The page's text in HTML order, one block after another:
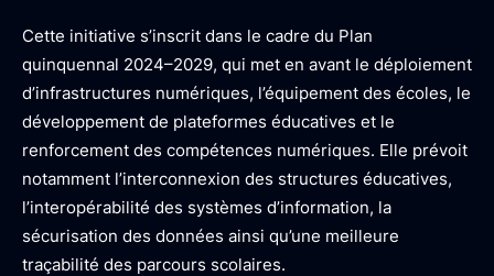
Cette initiative s’inscrit dans le cadre du Plan
quinquennal 2024–2029, qui met en avant le déploiement
d’infrastructures numériques, l’équipement des écoles, le
développement de plateformes éducatives et le
renforcement des compétences numériques. Elle prévoit
notamment l’interconnexion des structures éducatives,
l’interopérabilité des systèmes d’information, la
sécurisation des données ainsi qu’une meilleure
traçabilité des parcours scolaires.